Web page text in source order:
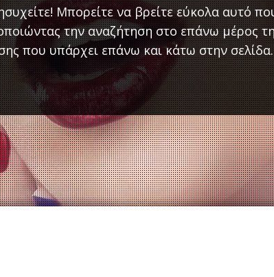
Μπορείτε να βρείτε εύκολα αυτό
την αναζήτηση στο επάνω μέρος
που υπάρχει επάνω και κάτω στην σελίδα.